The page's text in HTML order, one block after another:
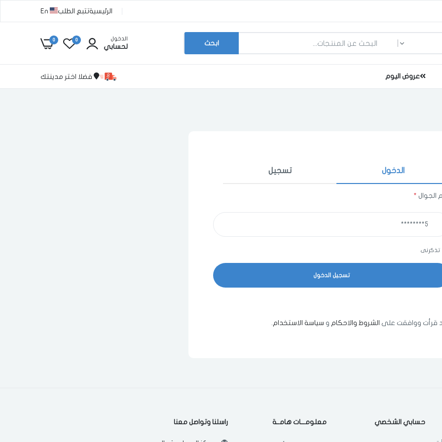
الرئيسيةتتبع الطلب En
ابحث
الدخول
لحسابي
0
0
عروض اليوم فضلا اختر مدينتك
الدخول تسجيل
الجوال *
تذكرنى
قرأت ووافقت على الشروط والاحكام و سياسة الاستخدام.
حسابي الشخصي معلومـــات هامــة راسلنا وتواصل معنا
اختر المدينة
اختر المدينة
ما الذي تبحث عنه؟